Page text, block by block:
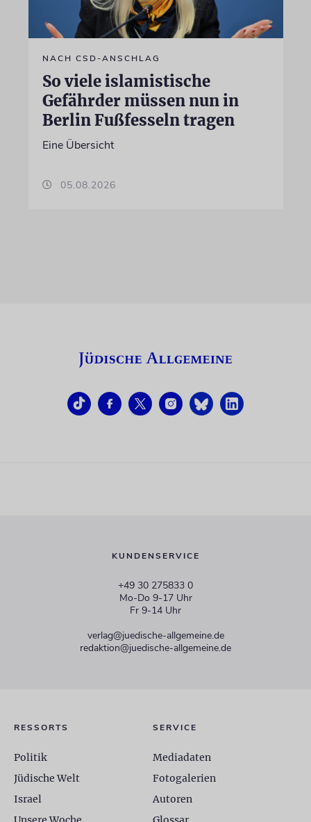
NACH CSD-ANSCHLAG
So viele islamistische
Gefährder müssen nun in
Berlin Fußfesseln tragen
Eine Übersicht
05.08.2026
KUNDENSERVICE
+49 30 275833 0
Mo-Do 9-17 Uhr
Fr 9-14 Uhr
verlag@juedische-allgemeine.de
redaktion@juedische-allgemeine.de
RESSORTS
Politik
Jüdische Welt
Israel
SERVICE
Mediadaten
Fotogalerien
Autoren